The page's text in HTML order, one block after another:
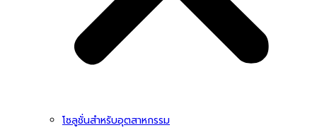
โซลูชั่นสําหรับอุตสาหกรรม